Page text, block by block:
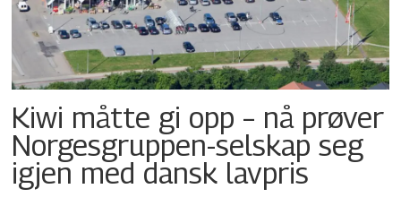
Kiwi måtte gi opp – nå prøver
Norgesgruppen-selskap seg
igjen med dansk lavpris